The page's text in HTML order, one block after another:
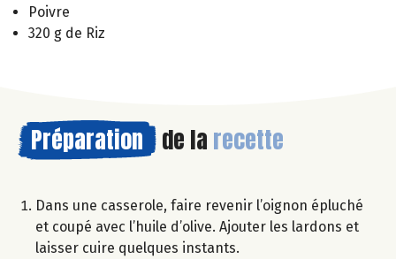
Poivre
320 g de Riz
Préparation de la recette
Dans une casserole, faire revenir l’oignon épluché
et coupé avec l’huile d’olive. Ajouter les lardons et
laisser cuire quelques instants.